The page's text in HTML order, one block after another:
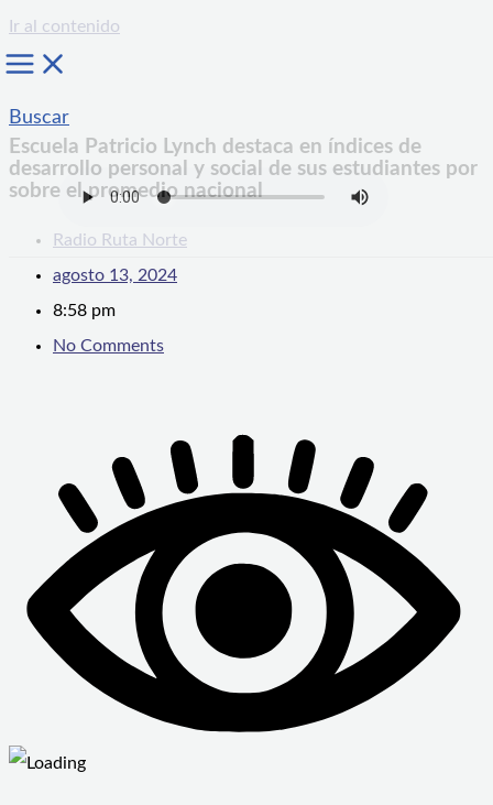
Ir al contenido
Buscar
Escuela Patricio Lynch destaca en índices de
desarrollo personal y social de sus estudiantes por
sobre el promedio nacional
Radio Ruta Norte
agosto 13, 2024
8:58 pm
No Comments